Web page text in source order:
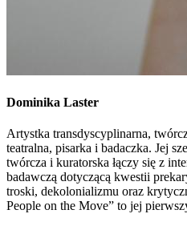
Dominika Laster
Artystka transdyscyplinarna,
teatralna, pisarka i badaczka. Jej
twórcza i kuratorska łączy się z
badawczą dotyczącą kwestii
troski, dekolonializmu oraz
People on the Move” to jej